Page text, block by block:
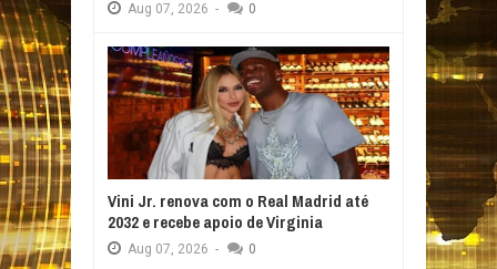
Aug 07, 2026 - 0
Vini Jr. renova com o Real Madrid até
2032 e recebe apoio de Virginia
Aug 07, 2026 - 0